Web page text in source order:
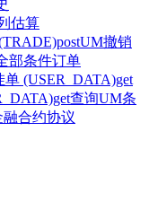
估算
postUM撤销
部条件订单
(USER_DATA)get
get查询UM条
融合约协议